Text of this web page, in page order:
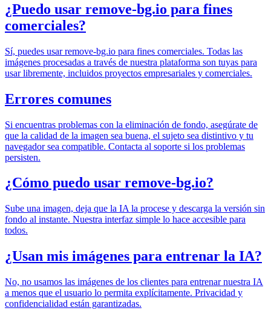
¿Puedo usar remove-bg.io para fines
comerciales?
Sí, puedes usar remove-bg.io para fines comerciales. Todas las
imágenes procesadas a través de nuestra plataforma son tuyas para
usar libremente, incluidos proyectos empresariales y comerciales.
Errores comunes
Si encuentras problemas con la eliminación de fondo, asegúrate de
que la calidad de la imagen sea buena, el sujeto sea distintivo y tu
navegador sea compatible. Contacta al soporte si los problemas
persisten.
¿Cómo puedo usar remove-bg.io?
Sube una imagen, deja que la IA la procese y descarga la versión sin
fondo al instante. Nuestra interfaz simple lo hace accesible para
todos.
¿Usan mis imágenes para entrenar la IA?
No, no usamos las imágenes de los clientes para entrenar nuestra IA
a menos que el usuario lo permita explícitamente. Privacidad y
confidencialidad están garantizadas.